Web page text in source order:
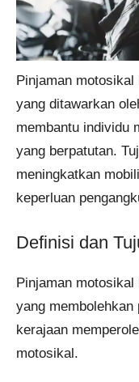
Pinjaman
yang ditawarkan
membantu individu
yang berpatutan.
meningkatkan
keperluan
Definisi dan
Pinjaman
yang membolehkan
kerajaan
motosikal.